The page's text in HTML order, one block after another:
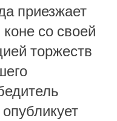
приезжает
со своей
торжеств